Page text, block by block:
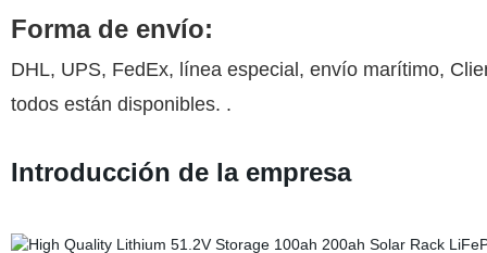
Forma de envío:
DHL, UPS, FedEx, línea especial, envío marítimo,
todos están disponibles. .
Introducción de la empresa